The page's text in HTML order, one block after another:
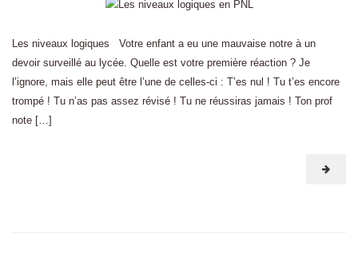
Les niveaux logiques Votre enfant a eu une mauvaise notre à un
devoir surveillé au lycée. Quelle est votre première réaction ? Je
l’ignore, mais elle peut être l’une de celles-ci : T’es nul ! Tu t’es encore
trompé ! Tu n’as pas assez révisé ! Tu ne réussiras jamais ! Ton prof
note […]